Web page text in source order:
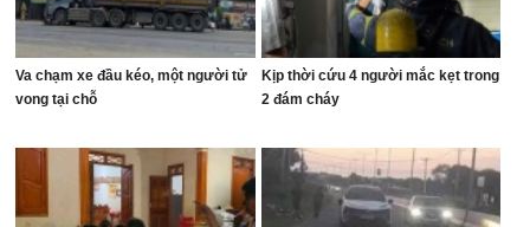
Va chạm xe đầu kéo, một người tử
vong tại chỗ
Kịp thời cứu 4 người mắc kẹt trong
2 đám cháy